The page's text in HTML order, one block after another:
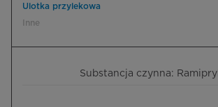
Ulotka przylekowa
Inne
Substancja czynna: Ramipryl